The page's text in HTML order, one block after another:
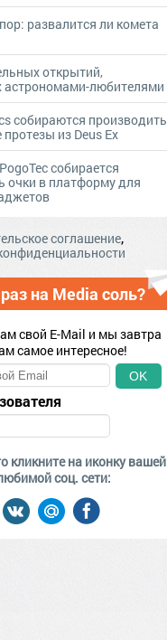
развалится ли комета
открытий,
астрономами-любителями
собираются производить
из Deus Ex
собирается
очки в платформу для
соглашение,
на Media соль?
свой E-Mail и мы завтра
самое интересное!
OK
кликните на иконку вашей
соц. сети: